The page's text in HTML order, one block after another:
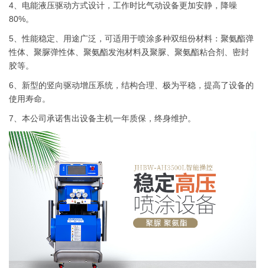
4、电能液压驱动方式设计，工作时比气动设备更加安静，降噪
80%。
5、性能稳定、用途广泛，可适用于喷涂多种双组份材料：聚氨酯弹
性体、聚脲弹性体、聚氨酯发泡材料及聚脲、聚氨酯粘合剂、密封
胶等。
6、新型的竖向驱动增压系统，结构合理、极为平稳，提高了设备的
使用寿命。
7、本公司承诺售出设备主机一年质保，终身维护。